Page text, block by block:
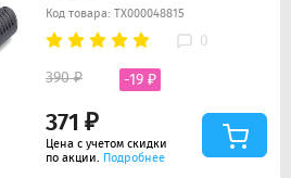
Код товара: ТХ000048815
0
371 ₽
390 ₽ -19 ₽
Цена с учетом скидки
по акции. Подробнее